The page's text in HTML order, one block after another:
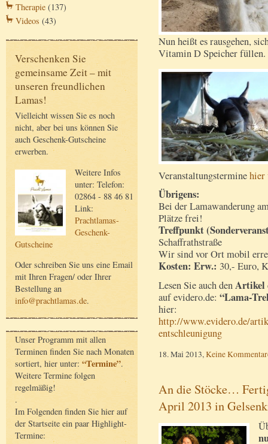
Therapie (137)
Videos (43)
Verschenken Sie
gemeinsame Zeit – mit
unseren freundlichen
Lamas!
Vielleicht wissen Sie es noch
nicht, aber bei uns können Sie
auch Geschenk-Gutscheine
erwerben.
Weitere Infos
unter: Telefon:
02864 - 88 46 81
Link:
Prachtlamas-
Geschenk-
Gutscheine
Oder schreiben Sie uns eine Email
mit Ihren Fragen/ oder Ihrer
Bestellung an
info@prachtlamas.de.
Unser Programm mit allen
Terminen finden Sie nach Monaten
sortiert, hier unter: “Termine”.
Weitere Termine folgen
regelmäßig!
.
Im Folgenden finden Sie hier auf
der Startseite ein paar Highlight-
Termine:
Nun heißt es rausgehen,
Vitamin D Speicher füllen.
Veranstaltungsterminehier
Übrigens:
Bei der Lamawanderung
Plätze frei!
Treffpunkt
Schaffrathstraße
Wir sind vor Ort mobil
Kosten: Erw.: 30,- Euro,
Lesen Sie auch denArtikel
auf evidero.de: “Lama-
hier:
http://www.evidero.de/
entschleunigung
18. Mai 2013,Keine
An die Stöcke…
April 2013 in